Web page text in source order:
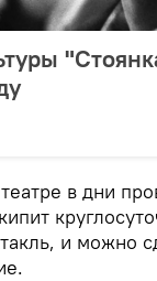
в дни
и можно